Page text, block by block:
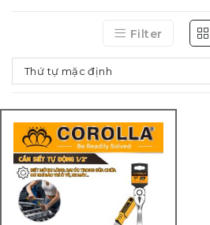
Filter
Thứ tự mặc định